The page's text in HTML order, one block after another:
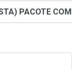
PACOTE